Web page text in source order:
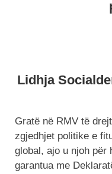
Lidhja
Gratë në RMV të
zgjedhjet politike e
global, ajo u njoh për
garantua me